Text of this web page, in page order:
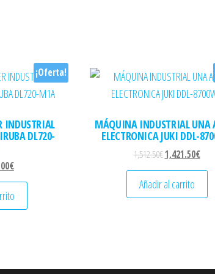
¡Oferta!
INDUSTRIAL
DL720-
original era: 989.00€.
€El precio actual es: 750.00€.
MÁQUINA INDUSTRIAL UNA
ELECTRONICA JUKI DDL-
1,512.50€El precio
1,421.50€El
Añadir al carrito